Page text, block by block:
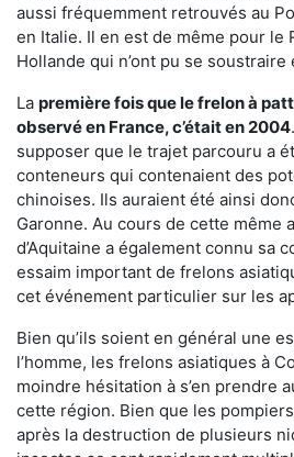
aussi fréquemment retrouvés au
en Italie. Il en est de même pour le
Hollande qui n’ont pu se soustraire
La première fois que le frelon à
observé en France, c’était en 2004
supposer que le trajet parcouru a
conteneurs qui contenaient des
chinoises. Ils auraient été ainsi
Garonne. Au cours de cette même
d’Aquitaine a également connu sa
essaim important de frelons
cet événement particulier sur les
Bien qu’ils soient en général une
l’homme, les frelons asiatiques à
moindre hésitation à s’en prendre
cette région. Bien que les
après la destruction de plusieurs